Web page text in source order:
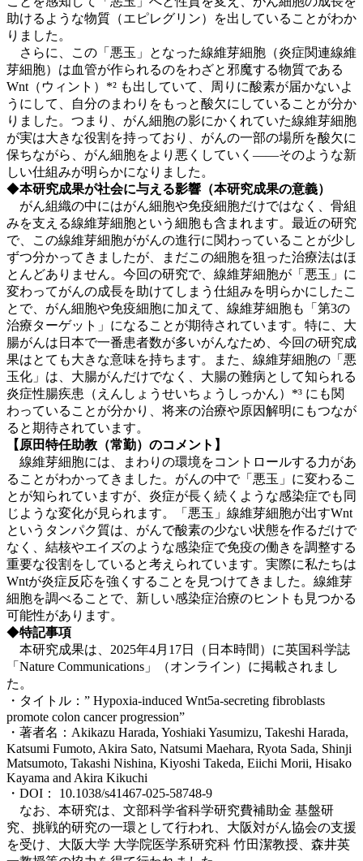
助けるような物質（エピレグリン）を出していることがわか
りました。
さらに、この「悪玉」となった線維芽細胞（炎症関連線維
芽細胞）は血管が作られるのをわざと邪魔する物質である
Wnt（ウィント）*² も出していて、周りに酸素が届かないよ
うにして、自分のまわりをもっと酸欠にしていることが分か
りました。つまり、がん細胞の影にかくれていた線維芽細胞
が実は大きな役割を持っており、がんの一部の場所を酸欠に
保ちながら、がん細胞をより悪くしていく――そのような新
しい仕組みが明らかになりました。
◆本研究成果が社会に与える影響（本研究成果の意義）
がん組織の中にはがん細胞や免疫細胞だけではなく、骨組
みを支える線維芽細胞という細胞も含まれます。最近の研究
で、この線維芽細胞ががんの進行に関わっていることが少し
ずつ分かってきましたが、まだこの細胞を狙った治療法はほ
とんどありません。今回の研究で、線維芽細胞が「悪玉」に
変わってがんの成長を助けてしまう仕組みを明らかにしたこ
とで、がん細胞や免疫細胞に加えて、線維芽細胞も「第3の
治療ターゲット」になることが期待されています。特に、大
腸がんは日本で一番患者数が多いがんなため、今回の研究成
果はとても大きな意味を持ちます。また、線維芽細胞の「悪
玉化」は、大腸がんだけでなく、大腸の難病として知られる
炎症性腸疾患（えんしょうせいちょうしっかん）*³ にも関
わっていることが分かり、将来の治療や原因解明にもつなが
ると期待されています。
【原田特任助教（常勤）のコメント】
線維芽細胞には、まわりの環境をコントロールする力があ
ることがわかってきました。がんの中で「悪玉」に変わるこ
とが知られていますが、炎症が長く続くような感染症でも同
じような変化が見られます。「悪玉」線維芽細胞が出すWnt
というタンパク質は、がんで酸素の少ない状態を作るだけで
なく、結核やエイズのような感染症で免疫の働きを調整する
重要な役割をしていると考えられています。実際に私たちは
Wntが炎症反応を強くすることを見つけてきました。線維芽
細胞を調べることで、新しい感染症治療のヒントも見つかる
可能性があります。
◆特記事項
本研究成果は、2025年4月17日（日本時間）に英国科学誌
「Nature Communications」（オンライン）に掲載されまし
た。
・タイトル：” Hypoxia-induced Wnt5a-secreting fibroblasts
promote colon cancer progression”
・著者名：Akikazu Harada, Yoshiaki Yasumizu, Takeshi Harada,
Katsumi Fumoto, Akira Sato, Natsumi Maehara, Ryota Sada, Shinji
Matsumoto, Takashi Nishina, Kiyoshi Takeda, Eiichi Morii, Hisako
Kayama and Akira Kikuchi
・DOI： 10.1038/s41467-025-58748-9
なお、本研究は、文部科学省科学研究費補助金 基盤研
究、挑戦的研究の一環として行われ、大阪対がん協会の支援
を受け、大阪大学 大学院医学系研究科 竹田潔教授、森井英